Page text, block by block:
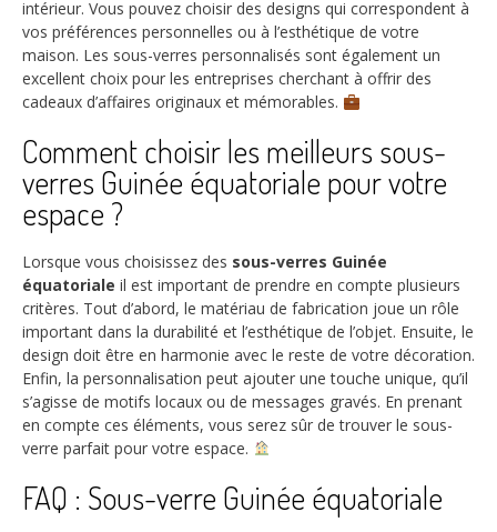
intérieur. Vous pouvez choisir des designs qui correspondent à
vos préférences personnelles ou à l’esthétique de votre
maison. Les sous-verres personnalisés sont également un
excellent choix pour les entreprises cherchant à offrir des
cadeaux d’affaires originaux et mémorables.
Comment choisir les meilleurs sous-
verres Guinée équatoriale pour votre
espace ?
Lorsque vous choisissez des sous-verres Guinée
équatoriale il est important de prendre en compte plusieurs
critères. Tout d’abord, le matériau de fabrication joue un rôle
important dans la durabilité et l’esthétique de l’objet. Ensuite, le
design doit être en harmonie avec le reste de votre décoration.
Enfin, la personnalisation peut ajouter une touche unique, qu’il
s’agisse de motifs locaux ou de messages gravés. En prenant
en compte ces éléments, vous serez sûr de trouver le sous-
verre parfait pour votre espace.
FAQ : Sous-verre Guinée équatoriale